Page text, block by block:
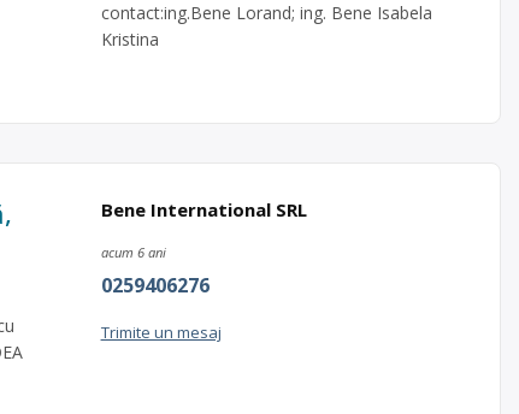
contact:ing.Bene Lorand; ing. Bene Isabela
Kristina
Bene International SRL
acum 6 ani
0259406276
Trimite un mesaj